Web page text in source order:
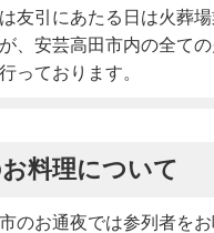
友引にあたる日は火葬
、安芸高田市内の全て
っております。
料理について
のお通夜では参列者をお